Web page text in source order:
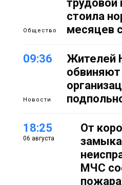
Общество
трудовой
стоила
месяцев
09:36
Новости
Жителей
обвиняют
18:25
06 августа
От
МЧС